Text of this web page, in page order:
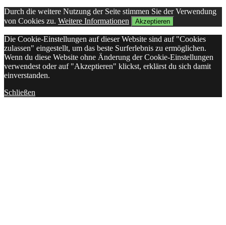
Durch die weitere Nutzung der Seite stimmen Sie der Verwendung
von Cookies zu. Weitere Informationen Akzeptieren
Die Cookie-Einstellungen auf dieser Website sind auf "Cookies
zulassen" eingestellt, um das beste Surferlebnis zu ermöglichen.
Wenn du diese Website ohne Änderung der Cookie-Einstellungen
verwendest oder auf "Akzeptieren" klickst, erklärst du sich damit
einverstanden.
Schließen